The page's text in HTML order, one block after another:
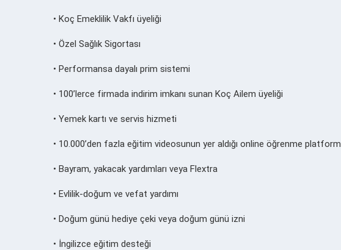
• Koç Emeklilik Vakfı üyeliği
• Özel Sağlık Sigortası
• Performansa dayalı prim sistemi
• 100’lerce firmada indirim imkanı sunan Koç Ailem üyeliği
• Yemek kartı ve servis hizmeti
• 10.000’den fazla eğitim videosunun yer aldığı online öğrenme
• Bayram, yakacak yardımları veya Flextra
• Evlilik-doğum ve vefat yardımı
• Doğum günü hediye çeki veya doğum günü izni
• İngilizce eğitim desteği